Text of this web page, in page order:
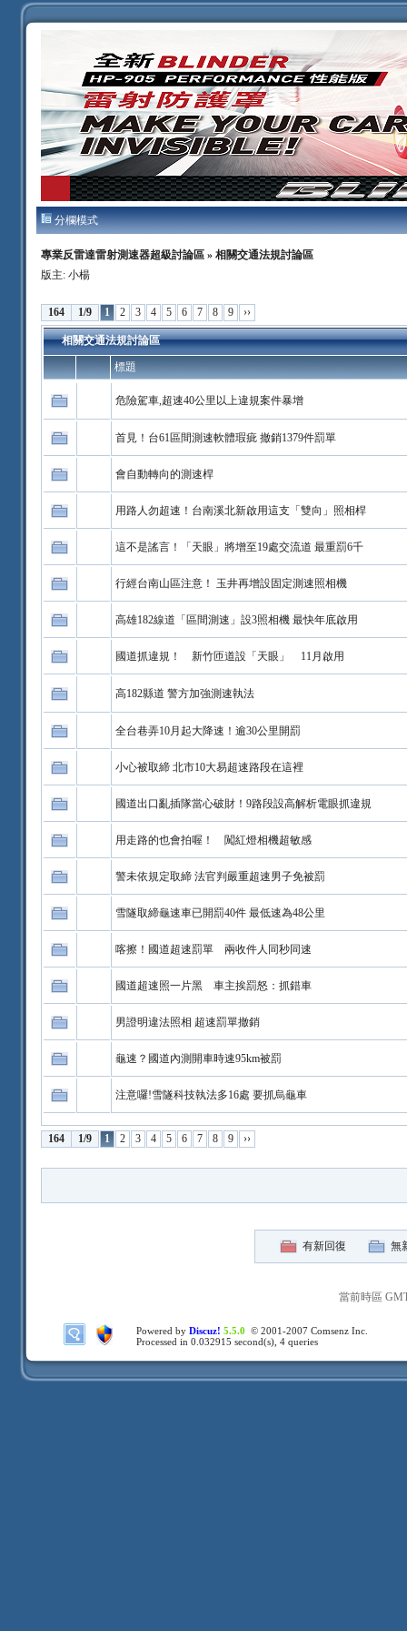
分欄模式
專業反雷達雷射測速器超級討論區» 相關交通法規討論區
版主: 小楊
164 1/9 1 2 3 4 5 6 7 8 9 ››
相關交通法規討論區
標題
危險駕車,超速40公里以上違規案件暴增
首見！台61區間測速軟體瑕疵 撤銷1379件罰單
會自動轉向的測速桿
用路人勿超速！台南溪北新啟用這支「雙向」照相桿
這不是謠言！「天眼」將增至19處交流道 最重罰6千
行經台南山區注意！ 玉井再增設固定測速照相機
高雄182線道「區間測速」設3照相機 最快年底啟用
國道抓違規！ 新竹匝道設「天眼」 11月啟用
高182縣道 警方加強測速執法
全台巷弄10月起大降速！逾30公里開罰
小心被取締 北市10大易超速路段在這裡
國道出口亂插隊當心破財！9路段設高解析電眼抓違規
用走路的也會拍喔！ 闖紅燈相機超敏感
警未依規定取締 法官判嚴重超速男子免被罰
雪隧取締龜速車已開罰40件 最低速為48公里
喀擦！國道超速罰單 兩收件人同秒同速
國道超速照一片黑 車主挨罰怒：抓錯車
男證明違法照相 超速罰單撤銷
龜速？國道內測開車時速95km被罰
注意囉!雪隧科技執法多16處 要抓烏龜車
164 1/9 1 2 3 4 5 6 7 8 9 ››
有新回復
當前時區
Powered by Discuz! 5.5.0 © 2001-2007 Comsenz Inc.
Processed in 0.032915 second(s), 4 queries